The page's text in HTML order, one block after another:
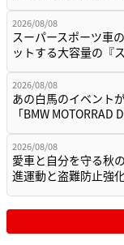
2026/08/08
スーパースポーツ車
ットする大容量の『
2026/08/08
あの白馬のイベント
「BMW MOTORRAD
2026/08/08
愛車と自分を守る秋
進運動と盗難防止強